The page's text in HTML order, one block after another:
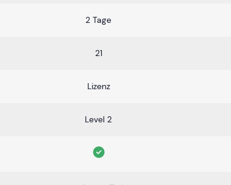
2 Tage
21
Lizenz
Level 2